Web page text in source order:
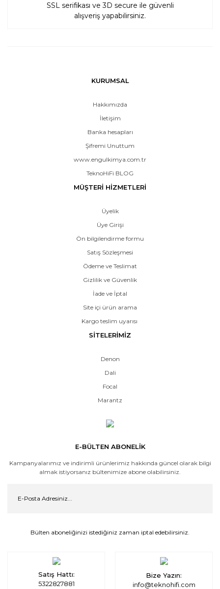
SSL serifikası ve 3D secure ile güvenli
alışveriş yapabilirsiniz.
KURUMSAL
Hakkımızda
İletişim
Banka hesapları
Şifremi Unuttum
www.engulkimya.com.tr
TeknoHiFi BLOG
MÜŞTERİ HİZMETLERİ
Üyelik
Üye Girişi
Ön bilgilendirme formu
Satış Sözleşmesi
Ödeme ve Teslimat
Gizlilik ve Güvenlik
İade ve İptal
Site içi ürün arama
Kargo teslim uyarısı
SİTELERİMİZ
Denon
Dali
Focal
Marantz
E-BÜLTEN ABONELİK
Kampanyalarımız ve indirimli ürünlerimiz hakkında güncel olarak bilgi
almak istiyorsanız bültenimize abone olabilirsiniz.
Bülten aboneliğinizi istediğiniz zaman iptal edebilirsiniz.
Satış Hattı:
5322827881
Bize Yazın:
info@teknohifi.com